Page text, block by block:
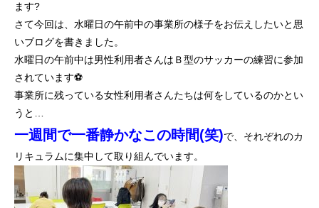
ます?
さて今回は、水曜日の午前中の事業所の様子をお伝えしたいと思
いブログを書きました。
水曜日の午前中は男性利用者さんはＢ型のサッカーの練習に参加
されています⚽
事業所に残っている女性利用者さんたちは何をしているのかとい
うと…
一週間で一番静かなこの時間(笑)で、それぞれのカ
リキュラムに集中して取り組んでいます。